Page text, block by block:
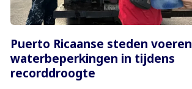
Puerto Ricaanse steden voeren
waterbeperkingen in tijdens
recorddroogte